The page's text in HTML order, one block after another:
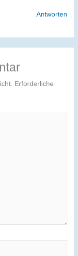
Antworten
Erforderliche